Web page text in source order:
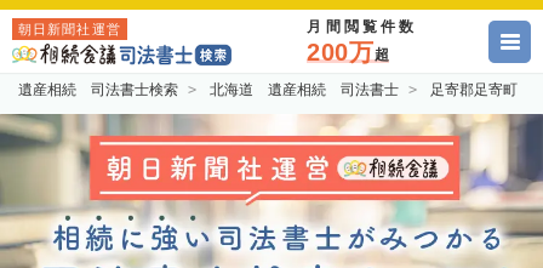
朝日新聞社運営 月間閲覧件数
200万超
遺産相続 司法書士検索 北海道 遺産相続 司法書士 足寄郡足寄町